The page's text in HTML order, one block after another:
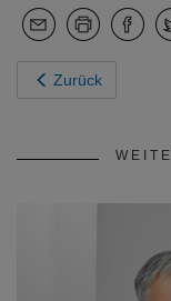
Zurück